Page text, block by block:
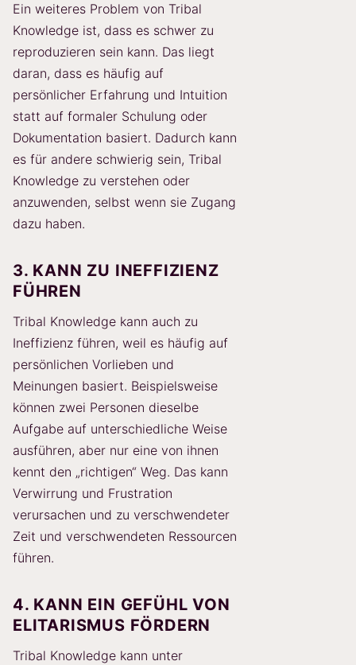
Ein weiteres Problem von Tribal
Knowledge ist, dass es schwer zu
reproduzieren sein kann. Das liegt
daran, dass es häufig auf
persönlicher Erfahrung und Intuition
statt auf formaler Schulung oder
Dokumentation basiert. Dadurch kann
es für andere schwierig sein, Tribal
Knowledge zu verstehen oder
anzuwenden, selbst wenn sie Zugang
dazu haben.
3. KANN ZU INEFFIZIENZ
FÜHREN
Tribal Knowledge kann auch zu
Ineffizienz führen, weil es häufig auf
persönlichen Vorlieben und
Meinungen basiert. Beispielsweise
können zwei Personen dieselbe
Aufgabe auf unterschiedliche Weise
ausführen, aber nur eine von ihnen
kennt den „richtigen“ Weg. Das kann
Verwirrung und Frustration
verursachen und zu verschwendeter
Zeit und verschwendeten Ressourcen
führen.
4. KANN EIN GEFÜHL VON
ELITARISMUS FÖRDERN
Tribal Knowledge kann unter